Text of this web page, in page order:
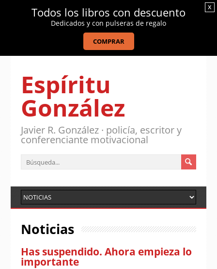
Espíritu
González
Javier R. González · policía, escritor y
conferenciante motivacional
Noticias
Has suspendido. Ahora empieza lo
importante
Todos los libros con descuento
Dedicados y con pulseras de regalo
COMPRAR
x